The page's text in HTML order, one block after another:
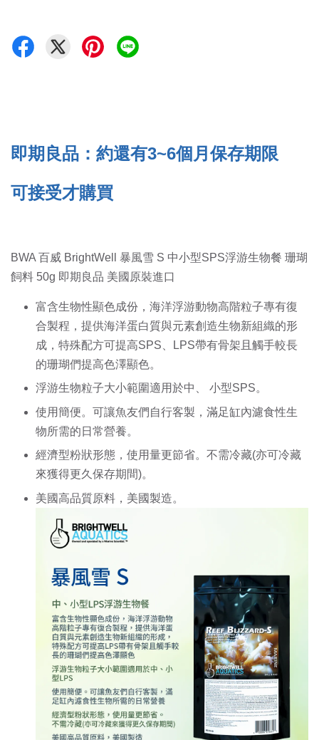
即期良品：約還有3~6個月保存期限
可接受才購買
BWA 百威 BrightWell 暴風雪 S 中小型SPS浮游生物餐 珊瑚
飼料 50g 即期良品 美國原裝進口
富含生物性顯色成份，海洋浮游動物高階粒子專有復
合製程，提供海洋蛋白質與元素創造生物新組織的形
成，特殊配方可提高SPS、LPS帶有骨架且觸手較長
的珊瑚們提高色澤顯色。
浮游生物粒子大小範圍適用於中、 小型SPS。
使用簡便。可讓魚友們自行客製，滿足缸內濾食性生
物所需的日常營養。
經濟型粉狀形態，使用量更節省。不需冷藏(亦可冷藏
來獲得更久保存期間)。
美國高品質原料，美國製造。